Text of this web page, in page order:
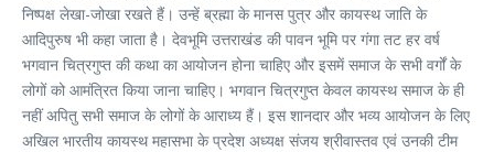
निष्पक्ष लेखा-जोखा रखते हैं। उन्हें ब्रह्मा के मानस पुत्र और कायस्थ जाति के
आदिपुरुष भी कहा जाता है। देवभूमि उत्तराखंड की पावन भूमि पर गंगा तट हर वर्ष
भगवान चित्रगुप्त की कथा का आयोजन होना चाहिए और इसमें समाज के सभी वर्गों के
लोगों को आमंत्रित किया जाना चाहिए। भगवान चित्रगुप्त केवल कायस्थ समाज के ही
नहीं अपितु सभी समाज के लोगों के आराध्य हैं। इस शानदार और भव्य आयोजन के लिए
अखिल भारतीय कायस्थ महासभा के प्रदेश अध्यक्ष संजय श्रीवास्तव एवं उनकी टीम